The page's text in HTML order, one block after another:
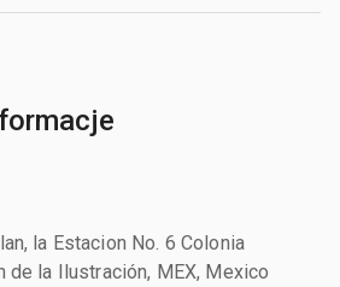
la Estacion No. 6 Colonia
de la Ilustración, MEX, Mexico